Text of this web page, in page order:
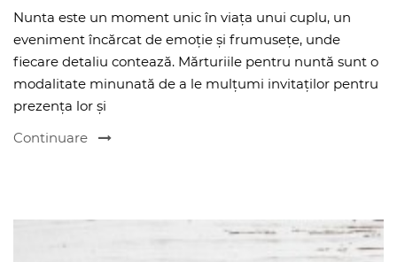
Nunta este un moment unic în viața unui cuplu, un
eveniment încărcat de emoție și frumusețe, unde
fiecare detaliu contează. Mărturiile pentru nuntă sunt o
modalitate minunată de a le mulțumi invitaților pentru
prezența lor și
Continuare